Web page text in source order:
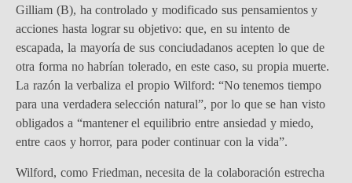
Gilliam (B), ha controlado y modificado sus pensamientos y
acciones hasta lograr su objetivo: que, en su intento de
escapada, la mayoría de sus conciudadanos acepten lo que de
otra forma no habrían tolerado, en este caso, su propia muerte.
La razón la verbaliza el propio Wilford: “No tenemos tiempo
para una verdadera selección natural”, por lo que se han visto
obligados a “mantener el equilibrio entre ansiedad y miedo,
entre caos y horror, para poder continuar con la vida”.
Wilford, como Friedman, necesita de la colaboración estrecha